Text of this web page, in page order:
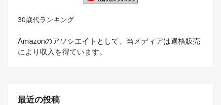
30歳代ランキング
Amazonのアソシエイトとして、当メディアは適格販売
により収入を得ています。
最近の投稿